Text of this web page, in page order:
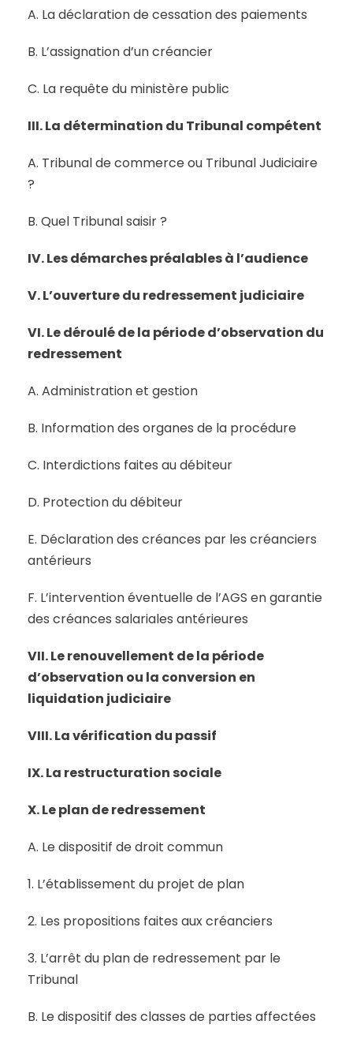
A. La déclaration de cessation des paiements
B. L’assignation d’un créancier
C. La requête du ministère public
III. La détermination du Tribunal compétent
A. Tribunal de commerce ou Tribunal Judiciaire
?
B. Quel Tribunal saisir ?
IV. Les démarches préalables à l’audience
V. L’ouverture du redressement judiciaire
VI. Le déroulé de la période d’observation du
redressement
A. Administration et gestion
B. Information des organes de la procédure
C. Interdictions faites au débiteur
D. Protection du débiteur
E. Déclaration des créances par les créanciers
antérieurs
F. L’intervention éventuelle de l’AGS en garantie
des créances salariales antérieures
VII. Le renouvellement de la période
d’observation ou la conversion en
liquidation judiciaire
VIII. La vérification du passif
IX. La restructuration sociale
X. Le plan de redressement
A. Le dispositif de droit commun
1. L’établissement du projet de plan
2. Les propositions faites aux créanciers
3. L’arrêt du plan de redressement par le
Tribunal
B. Le dispositif des classes de parties affectées